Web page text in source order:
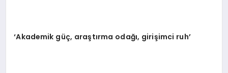
‘Akademik güç, araştırma odağı, girişimci ruh’